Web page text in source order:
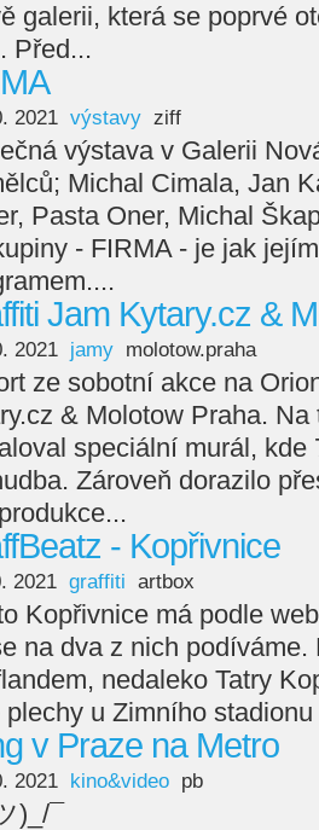
galerii, která se poprvé
Před...
2021 výstavy ziff
výstava v Galerii
Michal Cimala, Jan
Pasta Oner, Michal
- FIRMA - je jak
Jam Kytary.cz &
2021 jamy molotow.praha
ze sobotní akce na
& Molotow Praha. Na
speciální murál, kde
Zároveň dorazilo
- Kopřivnice
2021 graffiti artbox
Kopřivnice má podle
na dva z nich
nedaleko Tatry
u Zimního
v Praze na Metro
2021 kino&video pb
)_/¯